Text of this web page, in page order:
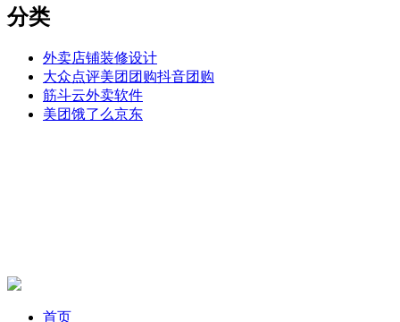
分类
外卖店铺装修设计
大众点评美团团购抖音团购
筋斗云外卖软件
美团饿了么京东
首页